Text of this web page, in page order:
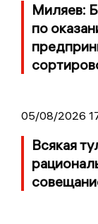
Миляев:
по
05/08/2026
Всякая